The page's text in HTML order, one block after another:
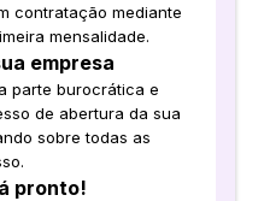
contratação mediante
mensalidade.
empresa
parte burocrática e
de abertura da sua
sobre todas as
pronto!